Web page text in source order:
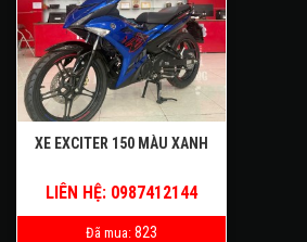
XE EXCITER 150 MÀU XANH
LIÊN HỆ: 0987412144
Đã mua: 823